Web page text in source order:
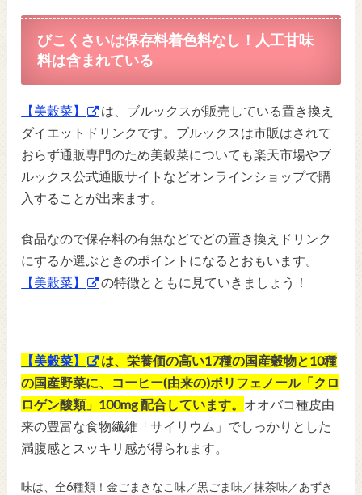
びこくさいは保存料着色料なし！人工甘味
料は含まれている
【美穀菜】
は、ブルックスが販売している置き換え
ダイエットドリンクです。ブルックスは市販はされて
おらず通販専門のため美穀菜についても楽天市場やブ
ルックス公式通販サイトなどオンラインショップで購
入することが出来ます。
食品なので保存料の有無などでどの置き換えドリンク
にするか選ぶときのポイントになるとおもいます。
【美穀菜】
の特徴とともに見ていきましょう！
【美穀菜】
は、栄養価の高い17種の国産穀物と10種
の国産野菜に、コーヒー(由来の)ポリフェノール「クロ
ロゲン酸類」100mg 配合しています。 オオバコ種皮由
来の豊富な食物繊維「サイリウム」でしっかりとした
満腹感とスッキリ感が得られます。
味は、全6種類！金ごまきなこ味／黒ごま味／抹茶味／あずき